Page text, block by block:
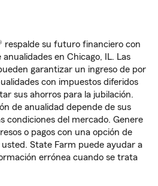
respalde su futuro financiero con
en Chicago, IL. Las
garantizar un ingreso de por
con impuestos diferidos
sus ahorros para la jubilación.
de anualidad depende de sus
condiciones del mercado. Genere
o pagos con una opción de
State Farm puede ayudar a
errónea cuando se trata